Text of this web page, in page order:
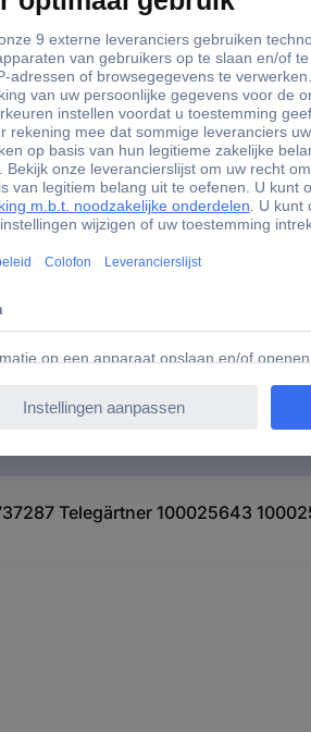
Male
FME
FALSE
FME-kabelbus Stekker 50 Ω 1
Telegärtner 100025643